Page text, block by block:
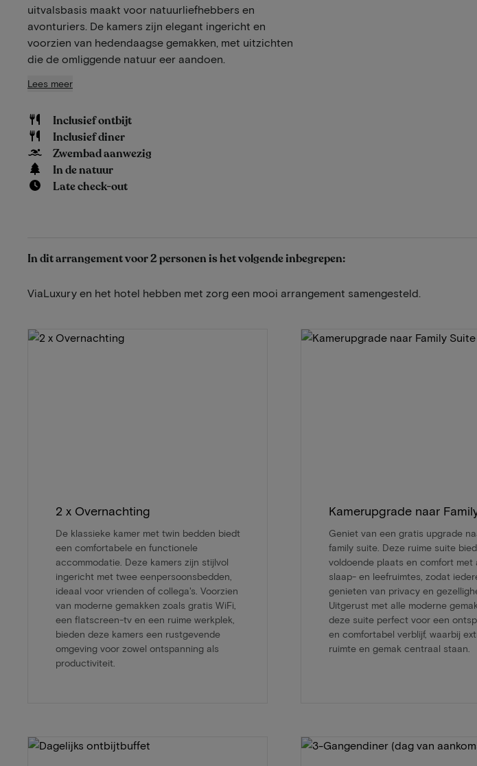
uitvalsbasis maakt voor natuurliefhebbers en
avonturiers. De kamers zijn elegant ingericht en
voorzien van hedendaagse gemakken, met uitzichten
die de omliggende natuur eer aandoen.
Lees meer
Inclusief ontbijt
Inclusief diner
Zwembad aanwezig
In de natuur
Late check-out
In dit arrangement voor 2 personen is het volgende inbegrepen:
ViaLuxury en het hotel hebben met zorg een mooi arrangement samengesteld.
2 x Overnachting
De klassieke kamer met twin bedden biedt
een comfortabele en functionele
accommodatie. Deze kamers zijn stijlvol
ingericht met twee eenpersoonsbedden,
ideaal voor vrienden of collega's. Voorzien
van moderne gemakken zoals gratis WiFi,
een flatscreen-tv en een ruime werkplek,
bieden deze kamers een rustgevende
omgeving voor zowel ontspanning als
productiviteit.
Kamerupgrade naar
Geniet van een gratis upgrade
family suite. Deze ruime suite
voldoende plaats en comfort met
slaap- en leefruimtes, zodat
genieten van privacy en
Uitgerust met alle moderne
deze suite perfect voor een
en comfortabel verblijf, waarbij
ruimte en gemak centraal staan.